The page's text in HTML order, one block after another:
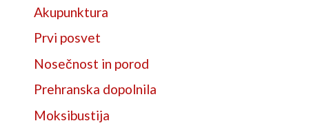
Akupunktura
Prvi posvet
Nosečnost in porod
Prehranska dopolnila
Moksibustija